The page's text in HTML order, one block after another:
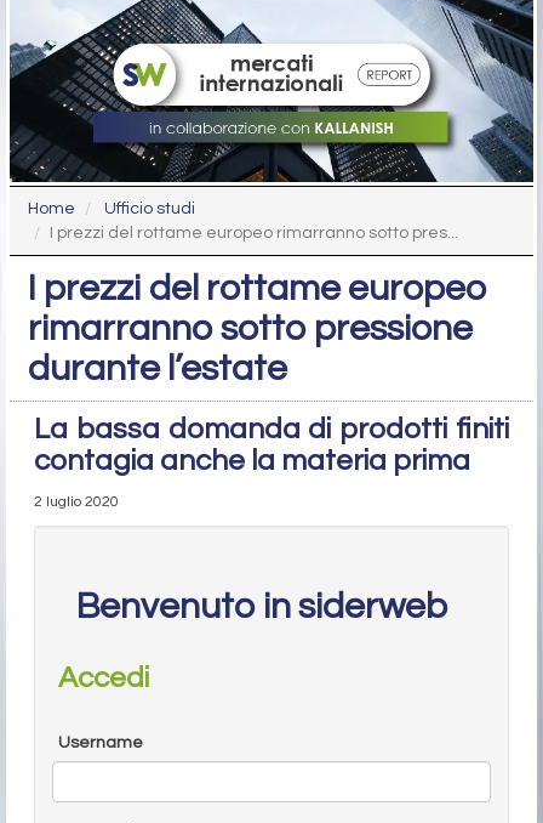
Home
Ufficio studi
I prezzi del rottame europeo rimarranno sotto pres...
I prezzi del rottame europeo
rimarranno sotto pressione
durante l’estate
La bassa domanda di prodotti finiti
contagia anche la materia prima
2 luglio 2020
Benvenuto in siderweb
Accedi
Username